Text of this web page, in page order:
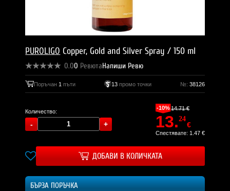
PUROLIGO Copper, Gold and Silver Spray / 150 ml
0.00 РевютаНапиши Ревю
Поръчан 1 пъти 13промо точки №: 38126
Количество:
-10%14.71 €
13.24
€
Спестявате: 1.47 €
ДОБАВИ В КОЛИЧКАТА
БЪРЗА ПОРЪЧКА